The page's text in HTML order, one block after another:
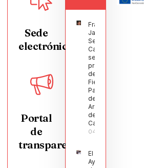
Sede
electrónica
Portal
de
transparencia
Francisco
Javier
Segura
Castellanos
será el
pregonero
de las
Fiestas
Patronales
de
Argamasilla
de
Calatrava
04/08/2026
El
Ayuntamiento